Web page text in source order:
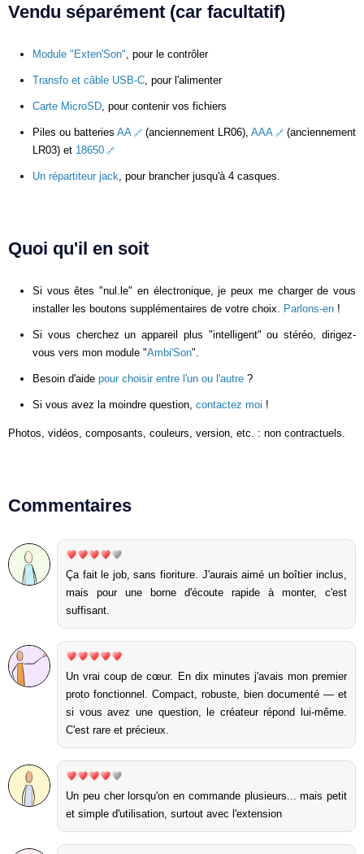
Vendu séparément (car facultatif)
Module "Exten'Son" , pour le contrôler
Transfo et câble USB-C , pour l'alimenter
Carte MicroSD , pour contenir vos fichiers
Piles ou batteriesAA (anciennement LR06),AAA
(anciennement
LR03) et 18650
Un répartiteur jack , pour brancher jusqu'à 4 casques.
Quoi qu'il en soit
Si vous êtes "nul.le" en électronique, je peux me charger de vous
installer les boutons supplémentaires de votre choix.
Parlons-en !
Si vous cherchez un appareil plus "intelligent" ou stéréo, dirigez-
vous vers mon module "Ambi'Son".
Besoin d'aide pour choisir entre l'un ou l'autre ?
Si vous avez la moindre question, contactez moi !
Photos, vidéos, composants, couleurs, version, etc. : non contractuels.
Commentaires
Ça fait le job, sans fioriture. J'aurais aimé un boîtier inclus,
mais pour une borne d'écoute rapide à monter, c'est
suffisant.
Un vrai coup de cœur. En dix minutes j'avais mon premier
proto fonctionnel. Compact, robuste, bien documenté — et
si vous avez une question, le créateur répond lui-même.
C'est rare et précieux.
Un peu cher lorsqu'on en commande plusieurs... mais petit
et simple d'utilisation, surtout avec l'extension